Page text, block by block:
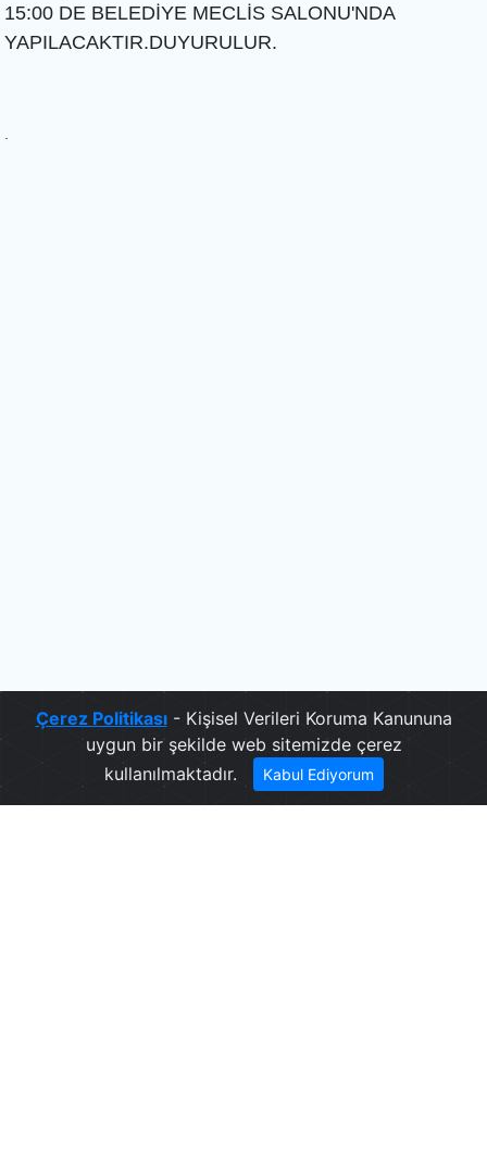
15:00 DE BELEDİYE MECLİS SALONU'NDA
YAPILACAKTIR.DUYURULUR.
Çerez Politikası- Kişisel Verileri Koruma Kanununa
uygun bir şekilde web sitemizde çerez
kullanılmaktadır.
Kabul Ediyorum